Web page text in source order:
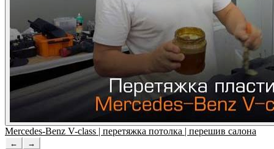
Mercedes-Benz V-class | перетяжка потолка | перешив салона
← →